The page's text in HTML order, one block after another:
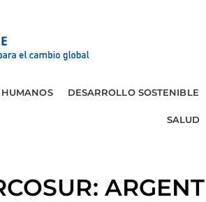
DESARROLLO SOSTENIBLE
SALUD